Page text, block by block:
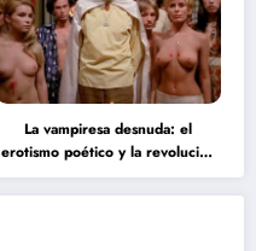
La vampiresa desnuda: el
erotismo poético y la revolución
psicodélica de Jean Rollin